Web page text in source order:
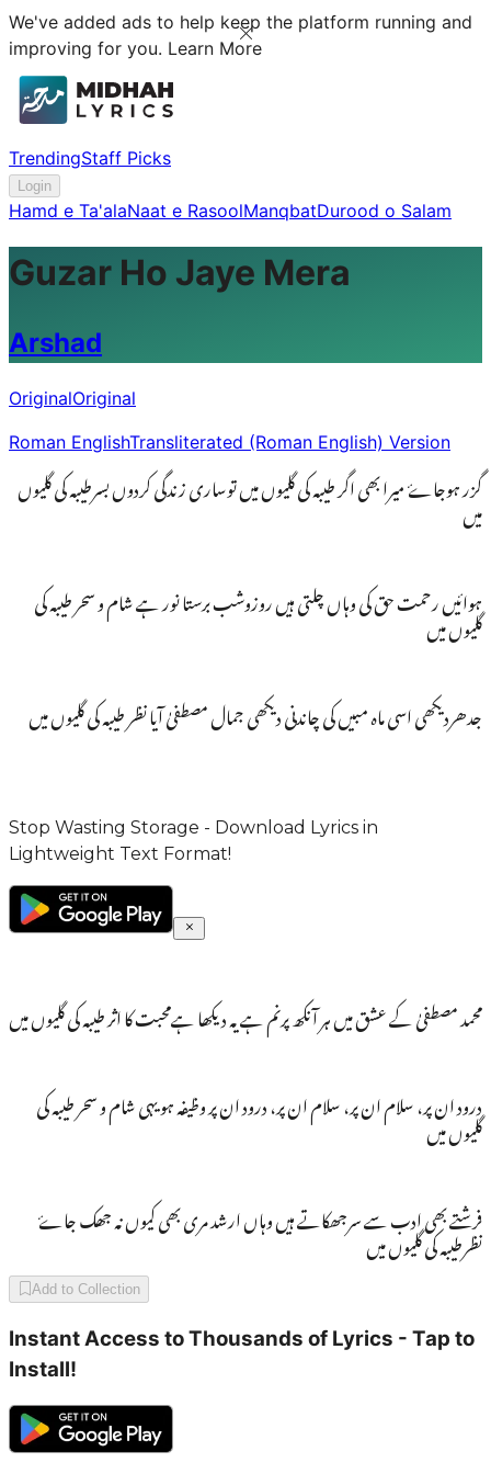
We've added ads to help keep the platform running and
improving for you. Learn More
TrendingStaff Picks
Login
Hamd e Ta'alaNaat e RasoolManqbatDurood o Salam
Guzar Ho Jaye Mera
Arshad
OriginalOriginal
Roman EnglishTransliterated (Roman English) Version
گزر ہوجاۓ میرا بھی اگر طیبہ کی گلیوں میں توساری زندگی کردوں بسرطیبہ کی گلیوں
میں
ہوائیں رحمت حق کی وہاں چلتی ہیں روزوشب برستا نور ہے شام و سحر طیبہ کی
گلیوں میں
جدھردیکھی اسی ماہ مبیں کی چاندنی دیکھی جمال مصطفیٰ آیا نظر طیبہ کی گلیوں میں
Stop Wasting Storage - Download Lyrics in
Lightweight Text Format!
محمد مصطفیٰ کے عشق میں ہر آنکھ پرنم ہے یہ دیکھا ہےمحبت کا اثر طیبہ کی گلیوں میں
درود ان پر، سلام ان پر، سلام ان پر، درود ان پر وظیفہ ہو یہی شام و سحر طیبہ کی
گلیوں میں
فرشتے بھی ادب سے سرجھکاتے ہیں وہاں ارشد مری بھی کیوں نہ جھک جاۓ
نظرطیبہ کی گلیوں میں
Add to Collection
Instant Access to Thousands of Lyrics - Tap to
Install!